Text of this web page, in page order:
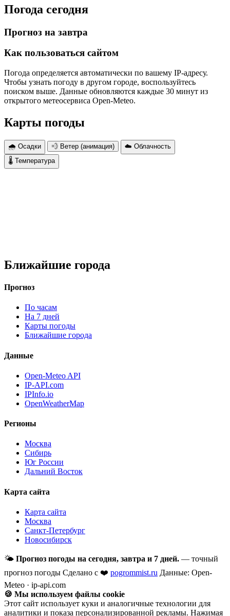
Погода сегодня
Прогноз на завтра
Как пользоваться сайтом
Погода определяется автоматически по вашему IP-адресу.
Чтобы узнать погоду в другом городе, воспользуйтесь
поиском выше. Данные обновляются каждые 30 минут из
открытого метеосервиса Open-Meteo.
Карты погоды
🌧 Осадки 💨 Ветер (анимация)
☁️ Облачность
🌡 Температура
Ближайшие города
Прогноз
По часам
На 7 дней
Карты погоды
Ближайшие города
Данные
Open-Meteo API
IP-API.com
IPInfo.io
OpenWeatherMap
Регионы
Москва
Сибирь
Юг России
Дальний Восток
Карта сайта
Карта сайта
Москва
Санкт-Петербург
Новосибирск
🌤 Прогноз погоды на сегодня, завтра и 7 дней. — точный
прогноз погоды Сделано с ❤️ pogrommist.ru Данные: Open-
Meteo · ip-api.com
🍪 Мы используем файлы cookie
Этот сайт использует куки и аналогичные технологии для
аналитики и показа персонализированной рекламы. Нажимая